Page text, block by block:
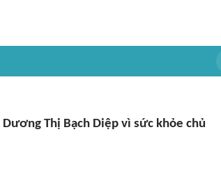
Thị Bạch Diệp vì sức khỏe chủ